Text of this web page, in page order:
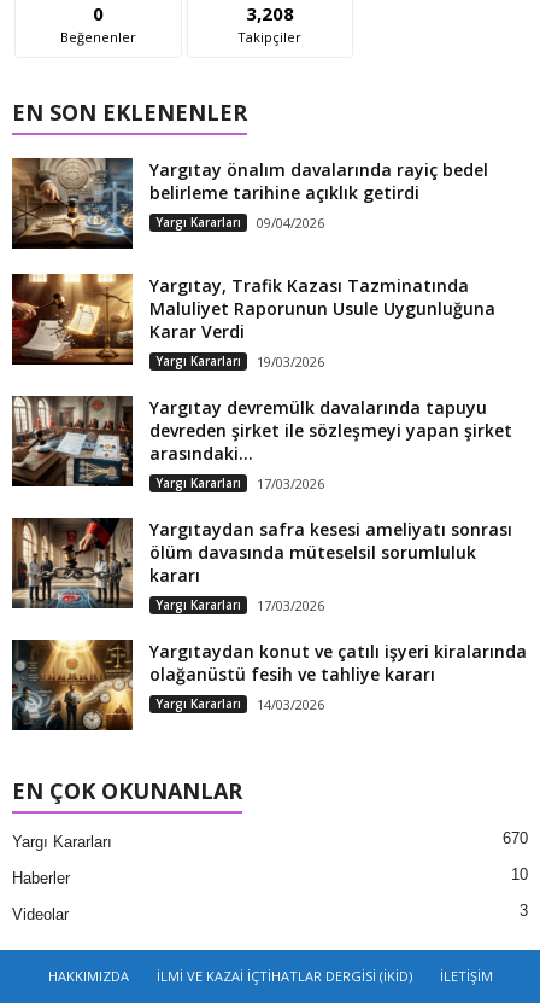
0
Beğenenler
3,208
Takipçiler
EN SON EKLENENLER
Yargıtay önalım davalarında rayiç bedel
belirleme tarihine açıklık getirdi
Yargı Kararları 09/04/2026
Yargıtay, Trafik Kazası Tazminatında
Maluliyet Raporunun Usule Uygunluğuna
Karar Verdi
Yargı Kararları 19/03/2026
Yargıtay devremülk davalarında tapuyu
devreden şirket ile sözleşmeyi yapan şirket
arasındaki...
Yargı Kararları 17/03/2026
Yargıtaydan safra kesesi ameliyatı sonrası
ölüm davasında müteselsil sorumluluk
kararı
Yargı Kararları 17/03/2026
Yargıtaydan konut ve çatılı işyeri kiralarında
olağanüstü fesih ve tahliye kararı
Yargı Kararları 14/03/2026
EN ÇOK OKUNANLAR
Yargı Kararları 670
Haberler 10
Videolar 3
HAKKIMIZDA İLMİ VE KAZAİ İÇTİHATLAR DERGİSİ (İKİD) İLETİŞİM